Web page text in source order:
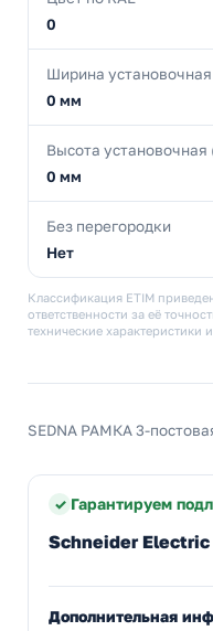
0
Ширина
0 мм
Высота установочная
0 мм
Без перегородки
Нет
Классификация ETIM
ответственности за её
технические
SEDNA РАМКА 3-
Гарантируем
Schneider Electric
Дополнительная